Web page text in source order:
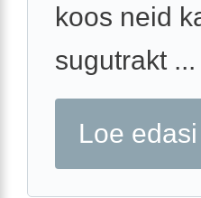
koos neid
sugutrakt ...
Loe edasi